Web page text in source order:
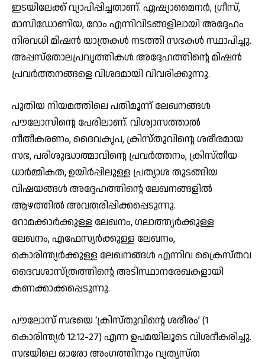
ഇടയിലേക്ക് വ്യാപിപ്പിച്ചതാണ്. ഏഷ്യാമൈനര്‍, ഗ്രീസ്,
മാസിഡോണിയ, റോം എന്നിവിടങ്ങളിലായി അദ്ദേഹം
നിരവധി മിഷന്‍ യാത്രകള്‍ നടത്തി സഭകള്‍ സ്ഥാപിച്ചു.
അപ്പസ്‌തോലപ്രവൃത്തികള്‍ അദ്ദേഹത്തിന്റെ മിഷന്‍
പ്രവര്‍ത്തനങ്ങളെ വിശദമായി വിവരിക്കുന്നു.
പുതിയ നിയമത്തിലെ പതിമൂന്ന് ലേഖനങ്ങള്‍
പൗലോസിന്റെ പേരിലാണ്. വിശ്വാസത്താല്‍
നീതീകരണം, ദൈവകൃപ, ക്രിസ്തുവിന്റെ ശരീരമായ
സഭ, പരിശുദ്ധാത്മാവിന്റെ പ്രവര്‍ത്തനം, ക്രിസ്തീയ
ധാര്‍മ്മികത, ഉയിര്‍പ്പിലുള്ള പ്രത്യാശ തുടങ്ങിയ
വിഷയങ്ങള്‍ അദ്ദേഹത്തിന്റെ ലേഖനങ്ങളില്‍
ആഴത്തില്‍ അവതരിപ്പിക്കപ്പെടുന്നു.
റോമക്കാര്‍ക്കുള്ള ലേഖനം, ഗലാത്ത്യര്‍ക്കുള്ള
ലേഖനം, എഫേസ്യര്‍ക്കുള്ള ലേഖനം,
കൊരിന്ത്യര്‍ക്കുള്ള ലേഖനങ്ങള്‍ എന്നിവ ക്രൈസ്തവ
ദൈവശാസ്ത്രത്തിന്റെ അടിസ്ഥാനരേഖകളായി
കണക്കാക്കപ്പെടുന്നു.
പൗലോസ് സഭയെ ‘ക്രിസ്തുവിന്റെ ശരീരം’ (1
കൊരിന്ത്യര്‍ 12:12-27) എന്ന ഉപമയിലൂടെ വിശദീകരിച്ചു.
സഭയിലെ ഓരോ അംഗത്തിനും വ്യത്യസ്ത